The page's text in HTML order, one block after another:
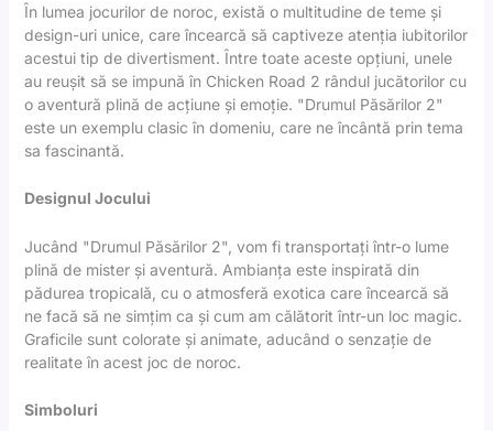
În lumea jocurilor de noroc, există o multitudine de teme și
design-uri unice, care încearcă să captiveze atenția iubitorilor
acestui tip de divertisment. Între toate aceste opțiuni, unele
au reușit să se impună în Chicken Road 2 rândul jucătorilor cu
o aventură plină de acțiune și emoție. "Drumul Păsărilor 2"
este un exemplu clasic în domeniu, care ne încântă prin tema
sa fascinantă.
Designul Jocului
Jucând "Drumul Păsărilor 2", vom fi transportați într-o lume
plină de mister și aventură. Ambianța este inspirată din
pădurea tropicală, cu o atmosferă exotica care încearcă să
ne facă să ne simțim ca și cum am călătorit într-un loc magic.
Graficile sunt colorate și animate, aducând o senzație de
realitate în acest joc de noroc.
Simboluri